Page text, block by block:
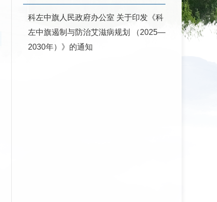
科左中旗人民政府办公室 关于印发《科
左中旗遏制与防治艾滋病规划 （2025—
2030年）》的通知